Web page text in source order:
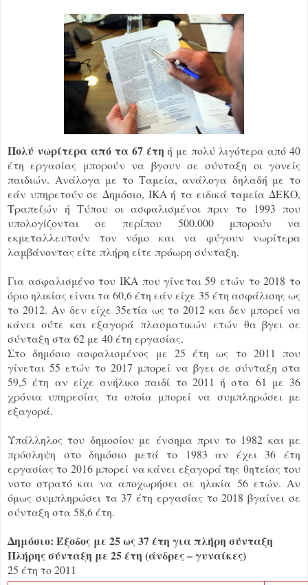
Πολύ νωρίτερα από τα 67 έτη ή με πολύ λιγότερα από 40
έτη εργασίας μπορούν να βγουν σε σύνταξη οι γονείς
παιδιών. Ανάλογα με το Ταμεία, ανάλογα δηλαδή με το
εάν υπηρετούν σε Δημόσιο, ΙΚΑ ή τα ειδικά ταμεία ΔΕΚΟ,
Τραπεζών ή Τύπου οι ασφαλισμένοι πριν το 1993 που
υπολογίζονται σε περίπου 500.000 μπορούν να
εκμεταλλευτούν τον νόμο και να φύγουν νωρίτερα
λαμβάνοντας είτε πλήρη είτε πρόωρη σύνταξη.
Για ασφαλισμένο του ΙΚΑ που γίνεται 59 ετών το 2018 το
όριο ηλικίας είναι τα 60,6 έτη εάν είχε 35 έτη ασφάλισης ως
το 2012. Αν δεν είχε 35ετία ως το 2012 και δεν μπορεί να
κάνει ούτε και εξαγορά πλασματικών ετών θα βγει σε
σύνταξη στα 62 με 40 έτη εργασίας.
Στο δημόσιο ασφαλισμένος με 25 έτη ως το 2011 που
γίνεται 55 ετών το 2017 μπορεί να βγει σε σύνταξη στα
59,5 έτη αν είχε ανήλικο παιδί το 2011 ή στα 61 με 36
χρόνια υπηρεσίας τα οποία μπορεί να συμπληρώσει με
εξαγορά.
Υπάλληλος του δημοσίου με ένσημα πριν το 1982 και με
πρόσληψη στο δημόσιο μετά το 1983 αν έχει 36 έτη
εργασίας το 2016 μπορεί να κάνει εξαγορά της θητείας του
νστο στρατό και να αποχωρήσει σε ηλικία 56 ετών. Αν
όμως συμπληρώσει τα 37 έτη εργασίας το 2018 βγαίνει σε
σύνταξη στα 58,6 έτη.
Δημόσιο: Έξοδος με 25 ως 37 έτη για πλήρη σύνταξη
Πλήρης σύνταξη με 25 έτη (άνδρες – γυναίκες)
25 έτη το 2011